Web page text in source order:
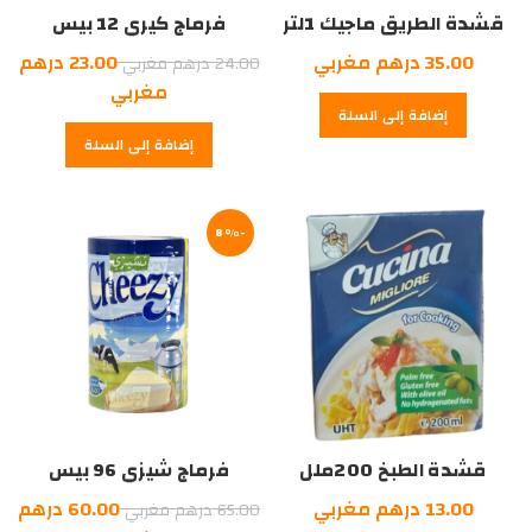
قشدة الطريق ماجيك 1لتر
35.00درهم مغربي
إضافة إلى السلة
فرماج كيري 12 بيس
24.00درهم مغربيالسعر
الأصلي
هو:
24.00
23.00 درهم
مغربي
الحالي
هو:
مغربي.
إضافة إلى السلة
قشدة الطبخ 200ملل
13.00 درهم مغربي
-8%
فرماج شيزي 96 بيس
65.00درهم مغربيالسعر
60.00 درهم